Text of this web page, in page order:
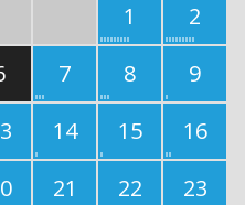
1
2
7 8
9
14 15
16
21 22
23